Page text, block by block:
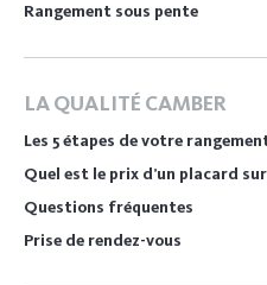
Rangement sous pente
LA QUALITÉ CAMBER
Les 5 étapes de votre
Quel est le prix d’un placard
Questions fréquentes
Prise de rendez-vous